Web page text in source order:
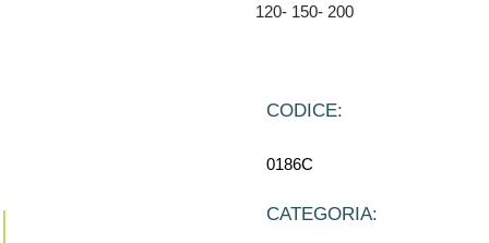
120- 150- 200
CODICE:
0186C
CATEGORIA: